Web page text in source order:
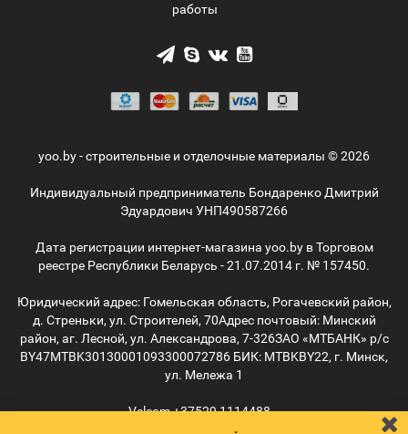
работы
yoo.by - строительные и отделочные материалы © 2026
Индивидуальный предприниматель Бондаренко Дмитрий
Эдуардович УНП490587266
Дата регистрации интернет-магазина yoo.by в Торговом
реестре Республики Беларусь - 21.07.2014 г. № 157450.
Юридический адрес: Гомельская область, Рогачевский район,
д. Стреньки, ул. Строителей, 70Адрес почтовый: Минский
район, аг. Лесной, ул. Александрова, 7-326ЗАО «МТБАНК» р/с
BY47MTBK30130001093300072786 БИК: MTBKBY22, г. Минск,
ул. Мележа 1
Velcom+375291114488
5055515